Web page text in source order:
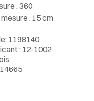
: 360
: 15 cm
1198140
: 12-1002